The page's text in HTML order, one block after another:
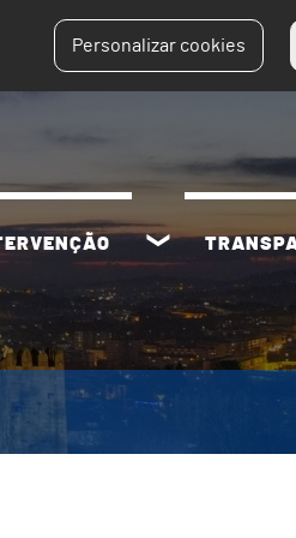
Personalizar cookies